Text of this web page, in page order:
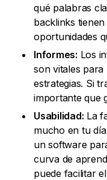
qué palabras
backlinks
oportunidades
Informes: Los
son vitales para
estrategias. Si
importante que
Usabilidad: La
mucho en tu
un software
curva de
puede facilitar